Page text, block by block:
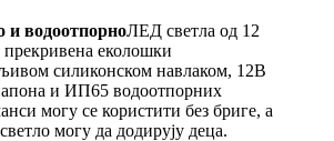
и водоотпорноЛЕД светла од 12
прекривена еколошки
силиконском навлаком, 12В
и ИП65 водоотпорних
могу се користити без бриге, а
могу да додирују деца.